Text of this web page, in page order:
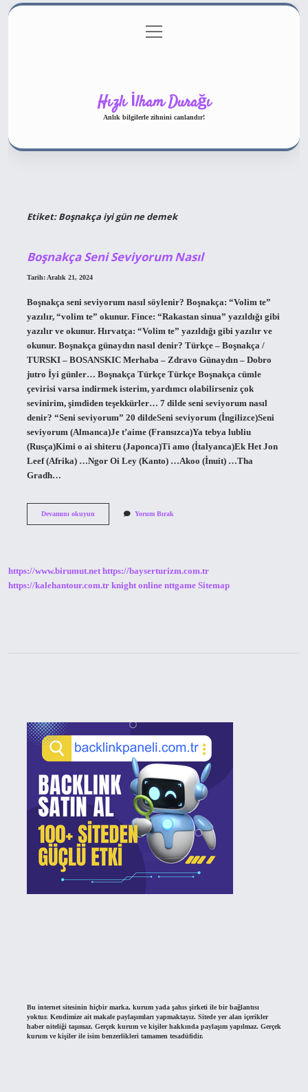
Gizlilik Politikası
menüyü
aç
Hızlı İlham Durağı
Anlık bilgilerle zihnini canlandır!
Etiket:Boşnakça iyi gün ne demek
Boşnakça Seni Seviyorum Nasıl
Tarih: Aralık 21, 2024
Boşnakça seni seviyorum nasıl söylenir? Boşnakça: “Volim te”
yazılır, “volim te” okunur. Fince: “Rakastan sinua” yazıldığı gibi
yazılır ve okunur. Hırvatça: “Volim te” yazıldığı gibi yazılır ve
okunur. Boşnakça günaydın nasıl denir? Türkçe – Boşnakça /
TURSKI – BOSANSKIC Merhaba – Zdravo Günaydın – Dobro
jutro İyi günler… Boşnakça Türkçe Türkçe Boşnakça cümle
çevirisi varsa indirmek isterim, yardımcı olabilirseniz çok
sevinirim, şimdiden teşekkürler… 7 dilde seni seviyorum nasıl
denir? “Seni seviyorum” 20 dildeSeni seviyorum (İngilizce)Seni
seviyorum (Almanca)Je t’aime (Fransızca)Ya tebya lubliu
(Rusça)Kimi o ai shiteru (Japonca)Ti amo (İtalyanca)Ek Het Jon
Leef (Afrika) …Ngor Oi Ley (Kanto) …Akoo (İnuit) …Tha
Gradh…
Devamını okuyunBoşnakça
Yorum Bırak
https://www.birumut.net https://bayserturizm.com.tr
https://kalehantour.com.tr knight online nttgame Sitemap
Bu internet sitesinin hiçbir marka, kurum yada şahıs şirketi ile bir bağlantısı
yoktur. Kendimize ait makale paylaşımları yapmaktayız. Sitede yer alan içerikler
haber niteliği taşımaz. Gerçek kurum ve kişiler hakkında paylaşım yapılmaz. Gerçek
kurum ve kişiler ile isim benzerlikleri tamamen tesadüfidir.